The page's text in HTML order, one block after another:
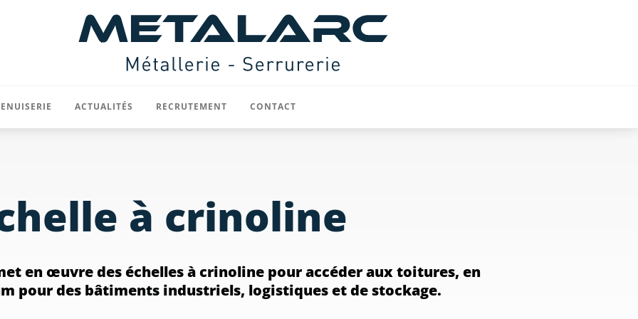
cloisons
de ventilation
Menuiserie aluminium / mur rideau
Rideaux et portes sectionnelles
ACTUALITÉS RECRUTEMENT CONTACT
à crinoline
en œuvre des échelles à crinoline pour accéder aux toitures, en
pour des bâtiments industriels, logistiques et de stockage.